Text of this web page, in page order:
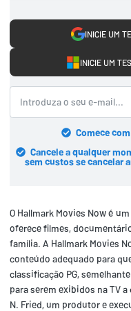
INICIE UM
INICIE UM
Comece
Cancele a qualquer
sem custos se cancelar
O Hallmark Movies Now é
oferece filmes,
família. A Hallmark Movies
conteúdo adequado para
classificação PG,
para serem exibidos na TV
N. Fried, um produtor e